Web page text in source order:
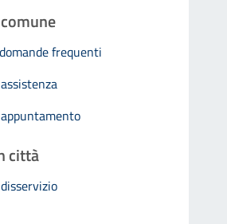
frequenti
città